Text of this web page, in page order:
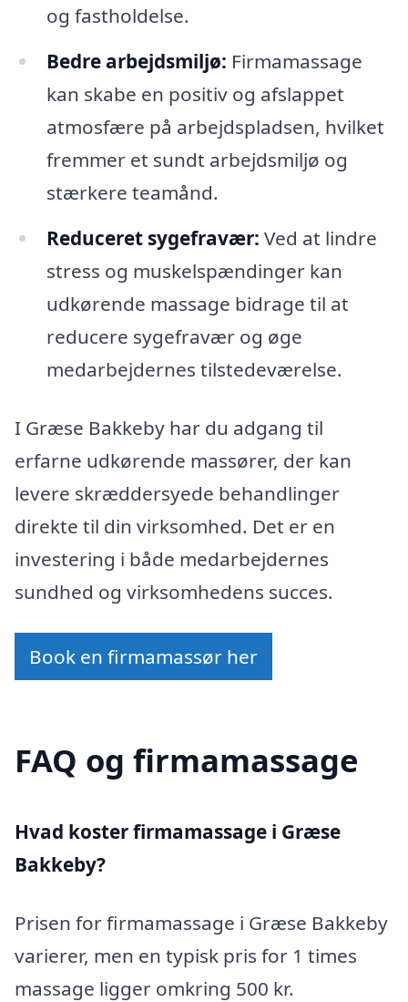
og fastholdelse.
Bedre arbejdsmiljø: Firmamassage
kan skabe en positiv og afslappet
atmosfære på arbejdspladsen, hvilket
fremmer et sundt arbejdsmiljø og
stærkere teamånd.
Reduceret sygefravær: Ved at lindre
stress og muskelspændinger kan
udkørende massage bidrage til at
reducere sygefravær og øge
medarbejdernes tilstedeværelse.
I Græse Bakkeby har du adgang til
erfarne udkørende massører, der kan
levere skræddersyede behandlinger
direkte til din virksomhed. Det er en
investering i både medarbejdernes
sundhed og virksomhedens succes.
Book en firmamassør her
FAQ og firmamassage
Hvad koster firmamassage i Græse
Bakkeby?
Prisen for firmamassage i Græse Bakkeby
varierer, men en typisk pris for 1 times
massage ligger omkring 500 kr.